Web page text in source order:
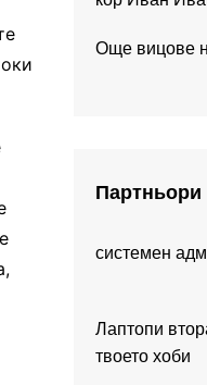
Още вицове
Партньори
системен
Лаптопи
твоето хоби